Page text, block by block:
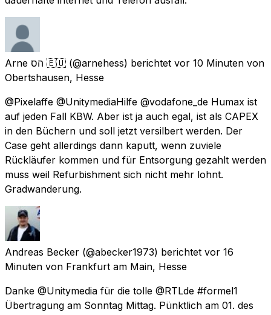
Arne הס 🇪🇺 (@arnehess) berichtet vor 10 Minuten von
Obertshausen, Hesse
@Pixelaffe @UnitymediaHilfe @vodafone_de Humax ist
auf jeden Fall KBW. Aber ist ja auch egal, ist als CAPEX
in den Büchern und soll jetzt versilbert werden. Der
Case geht allerdings dann kaputt, wenn zuviele
Rückläufer kommen und für Entsorgung gezahlt werden
muss weil Refurbishment sich nicht mehr lohnt.
Gradwanderung.
Andreas Becker (@abecker1973) berichtet vor 16
Minuten von Frankfurt am Main, Hesse
Danke @Unitymedia für die tolle @RTLde #formel1
Übertragung am Sonntag Mittag. Pünktlich am 01. des